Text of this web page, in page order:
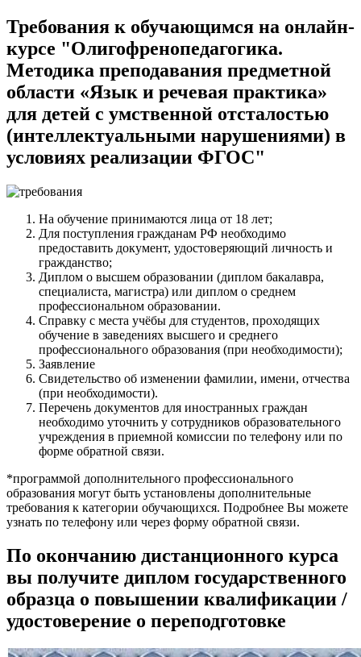
Требования к обучающимся на онлайн-
курсе "Олигофренопедагогика.
Методика преподавания предметной
области «Язык и речевая практика»
для детей с умственной отсталостью
(интеллектуальными нарушениями) в
условиях реализации ФГОС"
На обучение принимаются лица от 18 лет;
Для поступления гражданам РФ необходимо
предоставить документ, удостоверяющий личность и
гражданство;
Диплом о высшем образовании (диплом бакалавра,
специалиста, магистра) или диплом о среднем
профессиональном образовании.
Справку с места учёбы для студентов, проходящих
обучение в заведениях высшего и среднего
профессионального образования (при необходимости);
Заявление
Свидетельство об изменении фамилии, имени, отчества
(при необходимости).
Перечень документов для иностранных граждан
необходимо уточнить у сотрудников образовательного
учреждения в приемной комиссии по телефону или по
форме обратной связи.
*программой дополнительного профессионального
образования могут быть установлены дополнительные
требования к категории обучающихся. Подробнее Вы можете
узнать по телефону или через форму обратной связи.
По окончанию дистанционного курса
вы получите диплом государственного
образца о повышении квалификации /
удостоверение о переподготовке